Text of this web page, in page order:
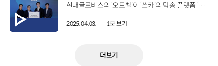
현대글로비스의 ‘오토벨’이 ‘쏘카’의 탁송 플랫폼 ‘핸들러’와 손잡고 중고차 매입 서비스 지역을 확대합니다. 오토벨은 중고차 매입 서비스로, 고객이 원하는 시간과 장소에 전문 평가 컨설턴트가 방문해 차량을 평가하고 매입했는데요. 앞으로는 전국의 카셰어링 차량 이동을 담당하는 쏘카의 플랫폼 ‘핸들러’와 협력해, 컨설턴트가 방문하기 어려웠던 지역에서도 서비스를 이용할 수 있게 됐습니다. 또한, ‘비대면 내차팔기’ 서비스도 지방 소도시와 도서산간 지역으로 확대되는데요. 고객이 ‘오토벨’에 차량 사진을 올리면 25년 간의 거래 빅데이터를 바탕으로 비대면 견적을 산정하고, 쏘카 ‘핸들러’가 방문해 매각 차량의 검수와 이동 업무를 담당해 고객 편의성을 높일 계획입니다.
2025.04.03. 1분 보기
더보기